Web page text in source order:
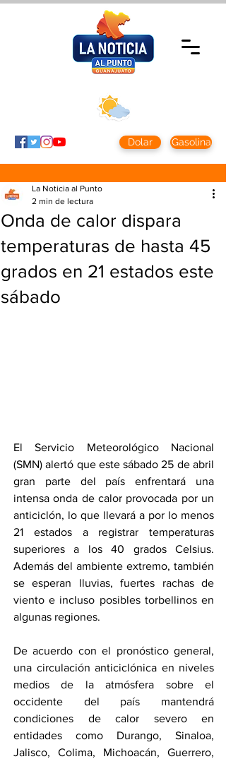
Dolar Gasolina
Onda de calor dispara
temperaturas de hasta 45
grados en 21 estados este
sábado
La Noticia al Punto
2 min de lectura
El Servicio Meteorológico Nacional
(SMN) alertó que este sábado 25 de abril
gran parte del país enfrentará una
intensa onda de calor provocada por un
anticiclón, lo que llevará a por lo menos
21 estados a registrar temperaturas
superiores a los 40 grados Celsius.
Además del ambiente extremo, también
se esperan lluvias, fuertes rachas de
viento e incluso posibles torbellinos en
algunas regiones.
De acuerdo con el pronóstico general,
una circulación anticiclónica en niveles
medios de la atmósfera sobre el
occidente del país mantendrá
condiciones de calor severo en
entidades como Durango, Sinaloa,
Jalisco, Colima, Michoacán, Guerrero,